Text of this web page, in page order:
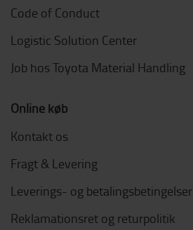
Code of Conduct
Logistic Solution Center
Job hos Toyota Material Handling
Online køb
Kontakt os
Fragt & Levering
Leverings- og betalingsbetingelser
Reklamationsret og returpolitik